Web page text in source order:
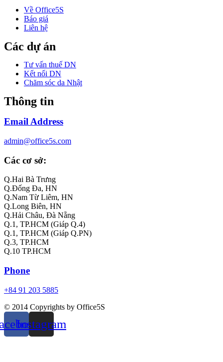
Về Office5S
Báo giá
Liên hệ
Các dự án
Tư vấn thuế DN
Kết nối DN
Chăm sóc da Nhật
Thông tin
Email Address
admin@office5s.com
Các cơ sở:
Q.Hai Bà Trưng
Q.Đống Đa, HN
Q.Nam Từ Liêm, HN
Q.Long Biên, HN
Q.Hải Châu, Đà Nẵng
Q.1, TP.HCM (Giáp Q.4)
Q.1, TP.HCM (Giáp Q.PN)
Q.3, TP.HCM
Q.10 TP.HCM
Phone
+84 91 203 5885
© 2014 Copyrights by Office5S
Instagram